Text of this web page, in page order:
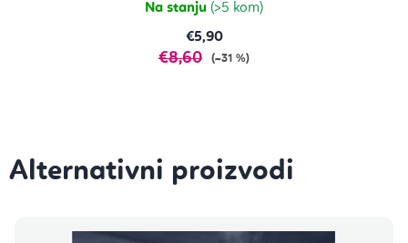
Na stanju (>5 kom)
€5,90
€8,60 (–31 %)